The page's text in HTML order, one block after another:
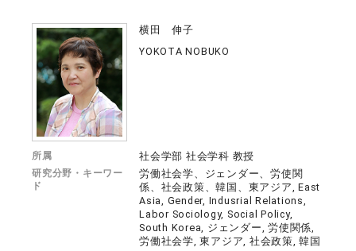
横田 伸子
YOKOTA NOBUKO
所属 社会学部 社会学科 教授
研究分野・キーワー
ド
労働社会学、ジェンダー、労使関
係、社会政策、韓国、東アジア, East
Asia, Gender, Indusrial Relations,
Labor Sociology, Social Policy,
South Korea, ジェンダー, 労使関係,
労働社会学, 東アジア, 社会政策, 韓国